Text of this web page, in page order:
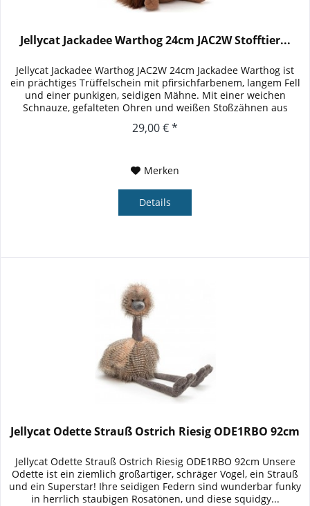
Jellycat Jackadee Warthog 24cm JAC2W Stofftier...
Jellycat Jackadee Warthog JAC2W 24cm Jackadee Warthog ist
ein prächtiges Trüffelschein mit pfirsichfarbenem, langem Fell
und einer punkigen, seidigen Mähne. Mit einer weichen
Schnauze, gefalteten Ohren und weißen Stoßzähnen aus
Wildleder...
29,00 € *
Merken
Details
Jellycat Odette Strauß Ostrich Riesig ODE1RBO 92cm
Jellycat Odette Strauß Ostrich Riesig ODE1RBO 92cm Unsere
Odette ist ein ziemlich großartiger, schräger Vogel, ein Strauß
und ein Superstar! Ihre seidigen Federn sind wunderbar funky
in herrlich staubigen Rosatönen, und diese squidgy...